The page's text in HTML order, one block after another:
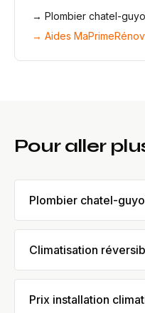
→ Plombier chatel-
→ Aides
Pour aller
Plombier chatel-
Climatisation
Prix installation